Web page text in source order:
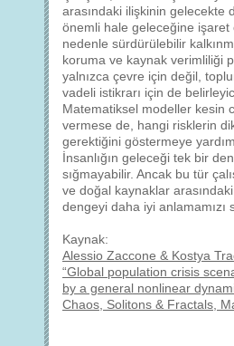
arasındaki ilişkinin gelecekte
önemli hale geleceğine işaret
nedenle sürdürülebilir
koruma ve kaynak verimliliği
yalnızca çevre için değil,
vadeli istikrarı için de
Matematiksel modeller kesin
vermese de, hangi risklerin
gerektiğini göstermeye
İnsanlığın geleceği tek bir
sığmayabilir. Ancak bu tür
ve doğal kaynaklar
dengeyi daha iyi anlamamızı
Kaynak:
Alessio Zaccone & Kostya
“Global population crisis
by a general nonlinear
Chaos, Solitons & Fractals,